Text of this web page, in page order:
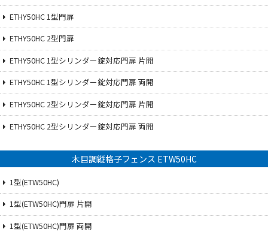
ETHY50HC 1型門扉
ETHY50HC 2型門扉
ETHY50HC 1型シリンダー錠対応門扉 片開
ETHY50HC 1型シリンダー錠対応門扉 両開
ETHY50HC 2型シリンダー錠対応門扉 片開
ETHY50HC 2型シリンダー錠対応門扉 両開
木目調縦格子フェンス ETW50HC
1型(ETW50HC)
1型(ETW50HC)門扉 片開
1型(ETW50HC)門扉 両開